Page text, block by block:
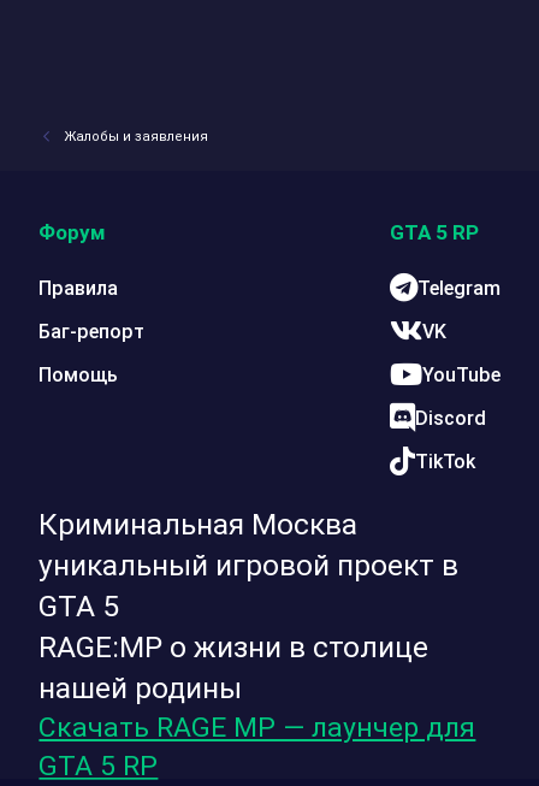
Жалобы и заявления
Криминальная Москва
уникальный игровой проект в
GTA 5
RAGE:MP о жизни в столице
нашей родины
Скачать RAGE MP — лаунчер для
GTA 5 RP
Форум
Правила
Баг-репорт
Помощь
GTA 5 RP
Telegram
VK
YouTube
Discord
TikTok